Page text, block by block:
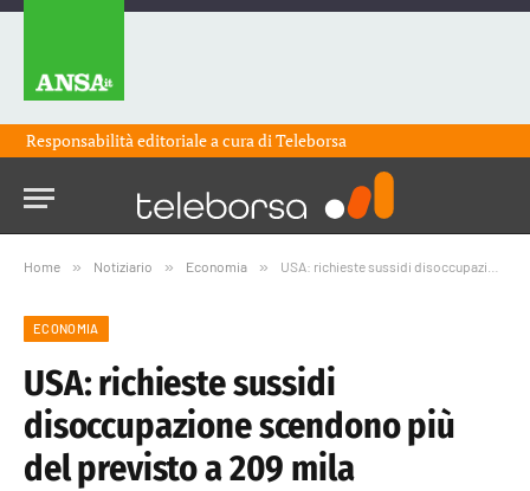
Responsabilità editoriale a cura diTeleborsa
Home » Notiziario » Economia » USA: richieste sussidi disoccupazione scendono più del previsto a 209 mila
ECONOMIA
USA: richieste sussidi
disoccupazione scendono più
del previsto a 209 mila